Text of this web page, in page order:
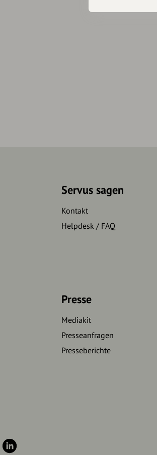
Servus sagen
Kontakt
Helpdesk / FAQ
Presse
Mediakit
Presseanfragen
Presseberichte